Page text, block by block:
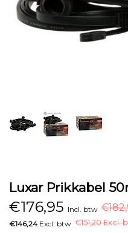
Luxar Prikkabel
€176,95 Incl. btw
€146,24Excl. btw €151,20 Excl.